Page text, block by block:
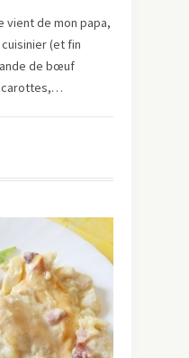
vient de mon papa,
(et fin
de bœuf
carottes,…